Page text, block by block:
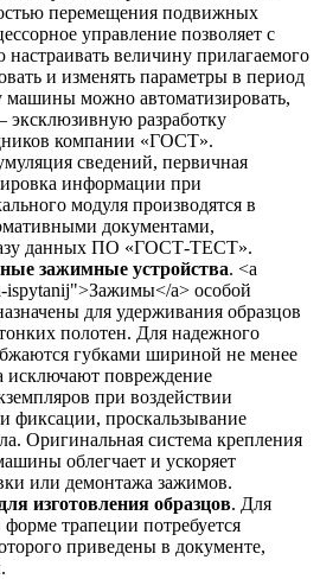
перемещения подвижных
управление позволяет с
величину прилагаемого
и изменять параметры в период
машины можно автоматизировать,
разработку
компании «ГОСТ».
сведений, первичная
информации при
модуля производятся в
документами,
данных ПО «ГОСТ-ТЕСТ».
зажимные устройства. <a
ispytanij">Зажимы</a> особой
для удерживания образцов
полотен. Для надежного
губками шириной не менее
исключают повреждение
при воздействии
фиксации, проскальзывание
Оригинальная система крепления
облегчает и ускоряет
или демонтажа зажимов.
изготовления образцов. Для
форме трапеции потребуется
приведены в документе,